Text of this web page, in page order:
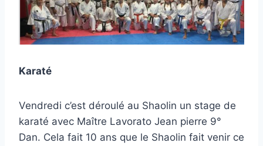
Karaté
Vendredi c’est déroulé au Shaolin un stage de
karaté avec Maître Lavorato Jean pierre 9°
Dan. Cela fait 10 ans que le Shaolin fait venir ce